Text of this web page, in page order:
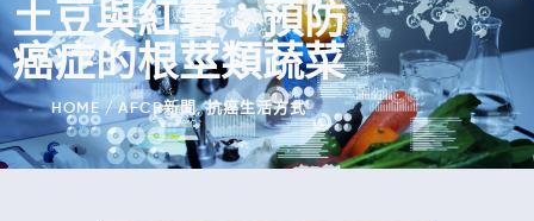
土豆與紅薯：預防
癌症的根莖類蔬菜
HOME AFCR新聞,抗癌生活方式
新聞
捐款支持
現在捐贈